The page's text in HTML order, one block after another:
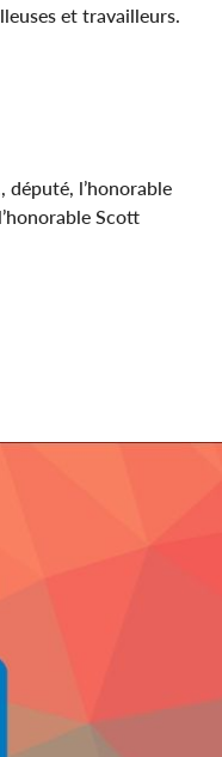
et travailleurs.
député, l’honorable
Scott